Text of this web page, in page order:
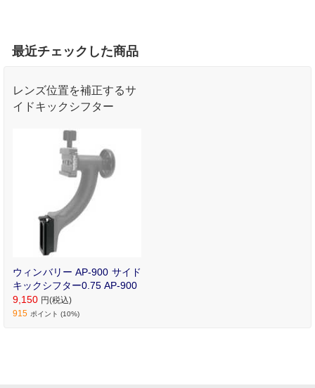
最近チェックした商品
レンズ位置を補正するサ
イドキックシフター
ウィンバリー AP-900 サイド
キックシフター0.75 AP-900
9,150 円(税込)
915 ポイント (10%)